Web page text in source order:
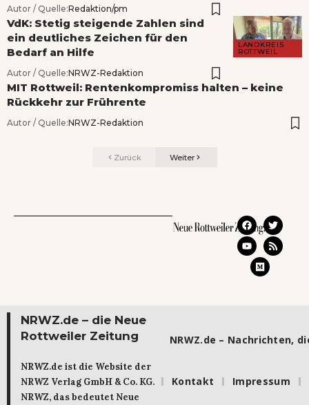
Autor / Quelle:Redaktion/pm
LANDKREIS
ROTTWEIL
VdK: Stetig steigende Zahlen sind
ein deutliches Zeichen für den
Bedarf an Hilfe
Autor / Quelle:NRWZ-Redaktion
MIT Rottweil: Rentenkompromiss halten – keine
Rückkehr zur Frührente
Autor / Quelle:NRWZ-Redaktion
Zurück Weiter
NRWZ.de – die Neue
Rottweiler Zeitung
NRWZ.de ist die Website der
NRWZ Verlag GmbH & Co. KG.
NRWZ, das bedeutet Neue
NRWZ.de – Nachrichten,
Kontakt Impressum